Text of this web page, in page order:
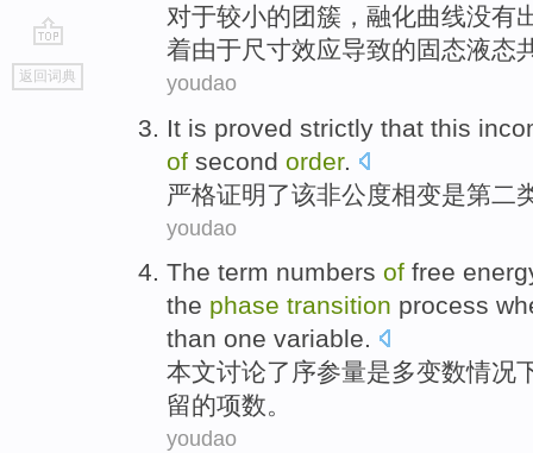
go
top
返回词典
对于较小的团簇 ， 融化曲线没有
着由于尺寸效应导致的固态液态
youdao
It is proved strictly that this
of second order.
严格证明了该非公度相变是第二
youdao
The term numbers of free
the phase transition process
than one variable.
本文讨论了 序参量是多变数情况
留的项数。
youdao